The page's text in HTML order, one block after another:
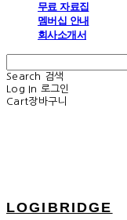
무료 자료집
멤버십 안내
회사소개서
Search
검색
Log In 로그인
Cart장바구니
LOGIBRIDGE